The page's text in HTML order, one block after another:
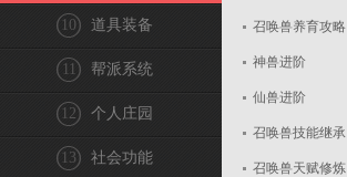
道具装备
10
帮派系统
11
个人庄园
12
社会功能
13
召唤兽养育攻略
神兽进阶
仙兽进阶
召唤兽技能继承
召唤兽天赋修炼